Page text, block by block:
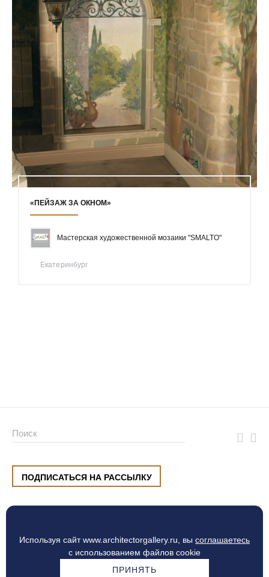
«ПЕЙЗАЖ ЗА ОКНОМ»
Мастерская художественной мозаики "SMALTO"
Екатеринбург
Используя сайт www.architectorgallery.ru, вы соглашаетесь
с использованием файлов cookie
ПРИНЯТЬ
ПОДПИСАТЬСЯ НА РАССЫЛКУ
ул. Малышева, 8, Екатеринбург
Процесс оплаты